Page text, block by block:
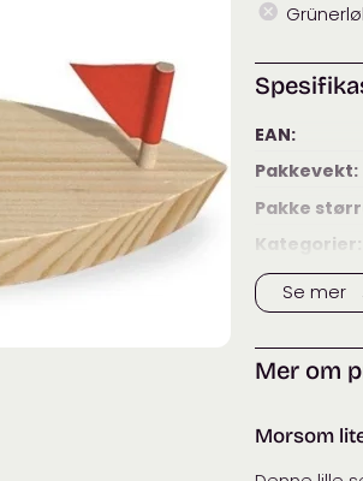
EAN:
Pakkevekt:
Pakke
Kategorier:
Se mer
Mer om
Morsom